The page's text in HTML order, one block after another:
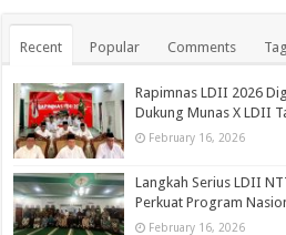
Recent Popular Comments
Rapimnas LDII 2026
Dukung Munas X LDII
February 16, 2026
Langkah Serius LDII
Perkuat Program
February 16, 2026